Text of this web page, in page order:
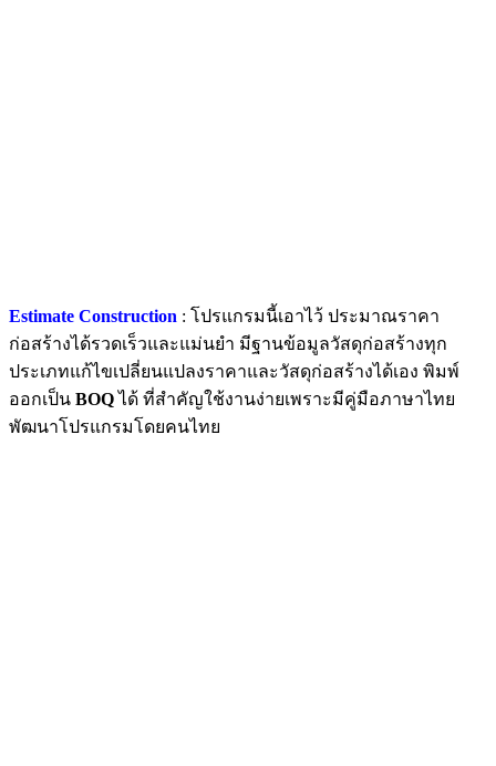
Estimate Construction : โปรแกรมนี้เอาไว้ ประมาณราคา
ก่อสร้างได้รวดเร็วและแม่นยำ มีฐานข้อมูลวัสดุก่อสร้างทุก
ประเภทแก้ไขเปลี่ยนแปลงราคาและวัสดุก่อสร้างได้เอง พิมพ์
ออกเป็น BOQ ได้ ที่สำคัญใช้งานง่ายเพราะมีคู่มือภาษาไทย
พัฒนาโปรแกรมโดยคนไทย